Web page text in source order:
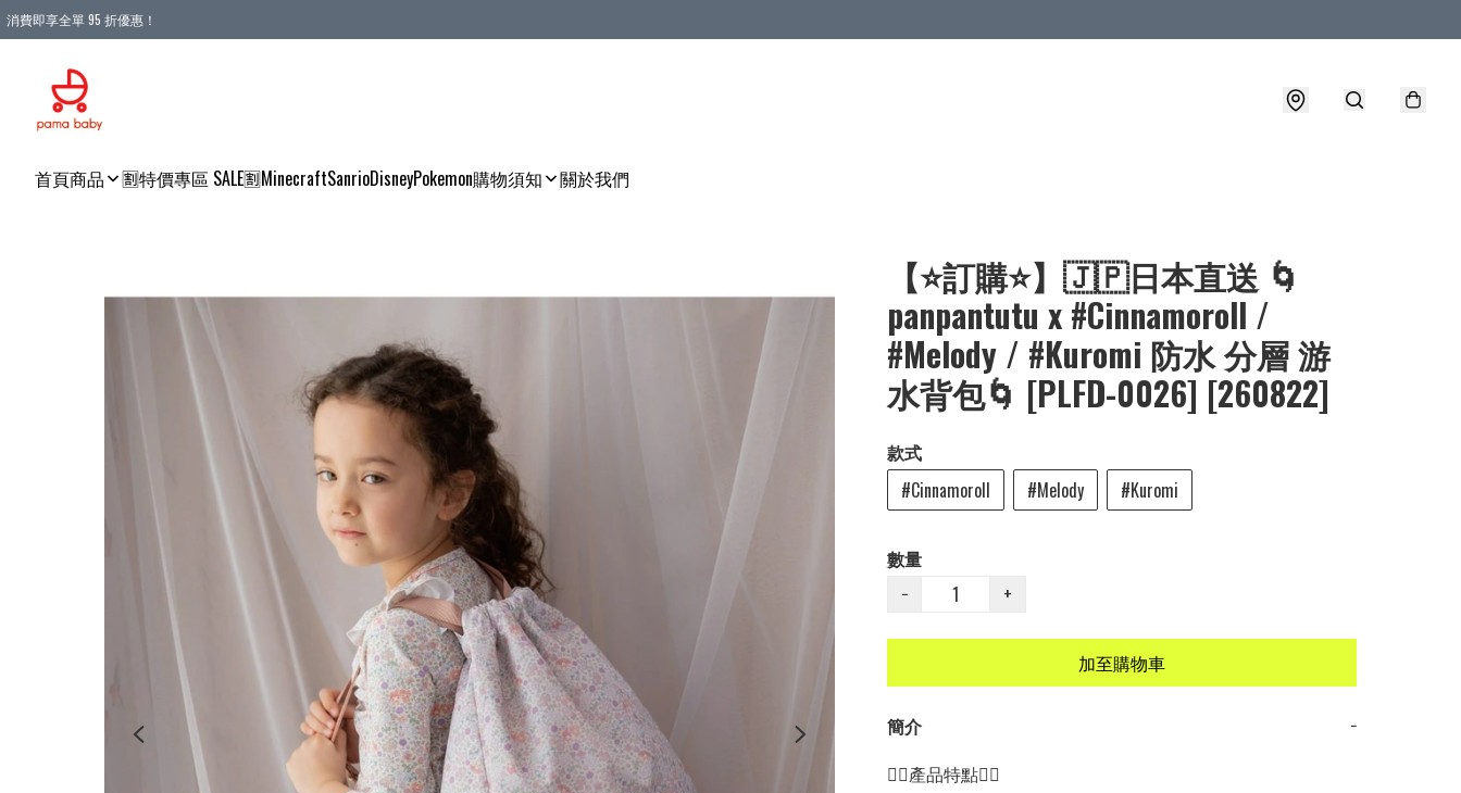
消費即享全單 95 折優惠！
首頁商品 🈹特價專區 SALE🈹MinecraftSanrioDisneyPokemon購物須知 關於我們
【⭐訂購⭐】🇯🇵日本直送 🌀
panpantutu x #Cinnamoroll /
#Melody / #Kuromi 防水 分層 游
水背包🌀 [PLFD-0026] [260822]
款式
#Cinnamoroll
#Melody #Kuromi
數量
−
+
加至購物車
簡介
−
👍🏻產品特點👍🏻